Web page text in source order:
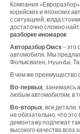
Компания
корейских и японских
с ситуацией, когда
достаточно сложно
разборке иномарок
Авторазбор Омск – это
автомобиля. Мы
Фольксваген, Hyundai.
В чем же преимущество
Во-первых, занимаясь
любым автомобилям, в
Во-вторых, все
не обязательно, что
демонтажу подлежат
высокого качества всех